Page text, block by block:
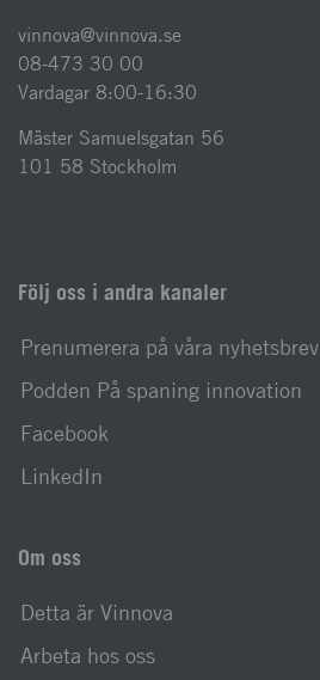
vinnova@vinnova.se
08-473 30 00
Vardagar 8:00-16:30
Mäster Samuelsgatan 56
101 58 Stockholm
Följ oss i andra kanaler
Prenumerera på våra nyhetsbrev
Podden På spaning innovation
Facebook
LinkedIn
Om oss
Detta är Vinnova
Arbeta hos oss